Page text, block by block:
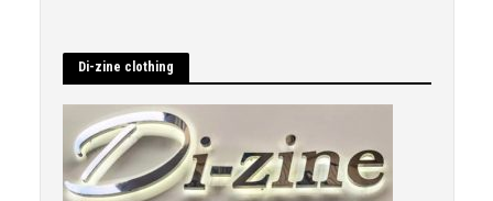
Di-zine clothing